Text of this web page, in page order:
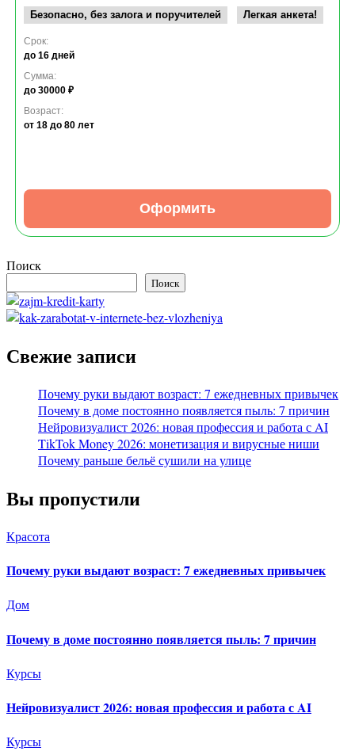
Безопасно, без залога и поручителей Легкая анкета!
Срок:
до 16 дней
Сумма:
до 30000 ₽
Возраст:
от 18 до 80 лет
Оформить
Поиск
Поиск
Свежие записи
Почему руки выдают возраст: 7 ежедневных привычек
Почему в доме постоянно появляется пыль: 7 причин
Нейровизуалист 2026: новая профессия и работа с AI
TikTok Money 2026: монетизация и вирусные ниши
Почему раньше бельё сушили на улице
Вы пропустили
Красота
Почему руки выдают возраст: 7 ежедневных привычек
Дом
Почему в доме постоянно появляется пыль: 7 причин
Курсы
Нейровизуалист 2026: новая профессия и работа с AI
Курсы